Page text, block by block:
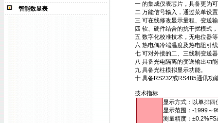
智能数显表
一 的集成仪表芯片，具备更为
二 万能信号输入，通过菜单设
三 可在线修改显示量程、变送
四 软、硬件结合的抗干扰模式
五 数字化校准技术，无电位器
六 热电偶冷端温度及热电阻引
七 可对外接的二、三线制变送
八 具备光电隔离的变送输出功
九 具备光柱模拟显示功能。
十 具备RS232或RS485通讯功
技术指标
显示方式：以单排
显示范围：-1999～
测量精度：